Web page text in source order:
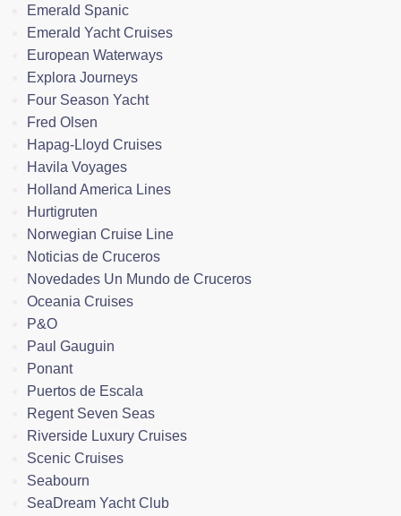
Emerald Spanic
Emerald Yacht Cruises
European Waterways
Explora Journeys
Four Season Yacht
Fred Olsen
Hapag-Lloyd Cruises
Havila Voyages
Holland America Lines
Hurtigruten
Norwegian Cruise Line
Noticias de Cruceros
Novedades Un Mundo de Cruceros
Oceania Cruises
P&O
Paul Gauguin
Ponant
Puertos de Escala
Regent Seven Seas
Riverside Luxury Cruises
Scenic Cruises
Seabourn
SeaDream Yacht Club